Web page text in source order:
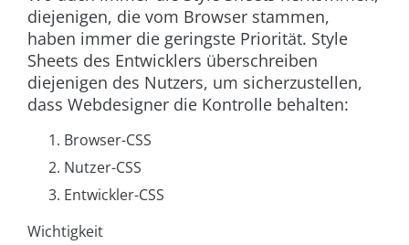
diejenigen, die vom Browser stammen,
haben immer die geringste Priorität. Style
Sheets des Entwicklers überschreiben
diejenigen des Nutzers, um sicherzustellen,
dass Webdesigner die Kontrolle behalten:
Browser-CSS
Nutzer-CSS
Entwickler-CSS
Wichtigkeit